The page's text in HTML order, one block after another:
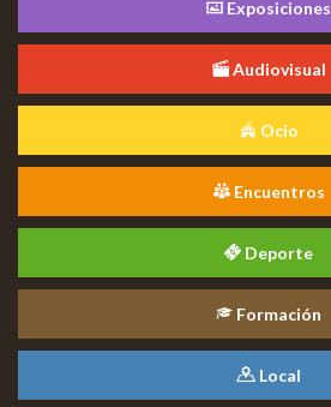
Exposiciones
Audiovisual
Ocio
Encuentros
Deporte
Formación
Local